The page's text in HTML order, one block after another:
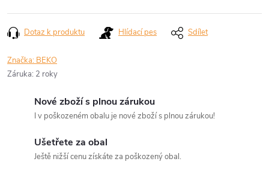
Dotaz k produktu Hlídací pes Sdílet
Značka: BEKO
Záruka: 2 roky
Nové zboží s plnou zárukou
I v poškozeném obalu je nové zboží s plnou zárukou!
Ušetřete za obal
Ještě nižší cenu získáte za poškozený obal.